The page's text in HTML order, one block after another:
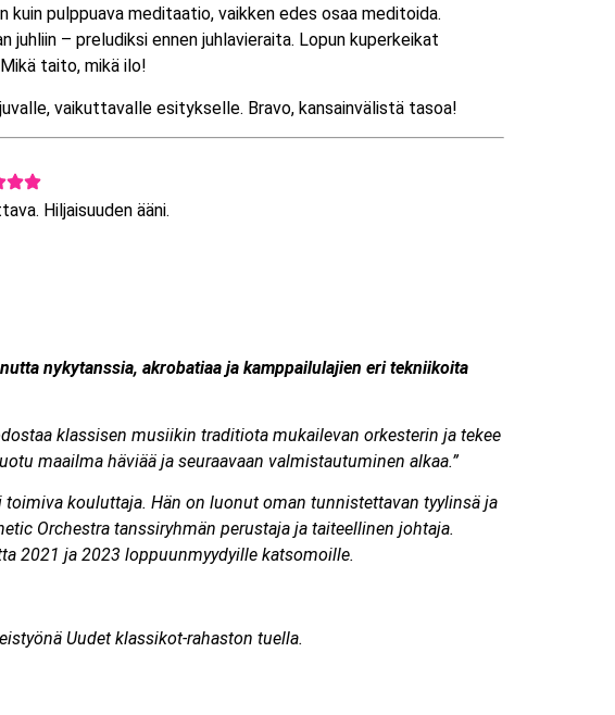
pulppuava meditaatio, vaikken edes osaa meditoida.
– preludiksi ennen juhlavieraita. Lopun kuperkeikat
Mikä taito, mikä ilo!
vaikuttavalle esitykselle. Bravo, kansainvälistä tasoa!
Hiljaisuuden ääni.
nykytanssia, akrobatiaa ja kamppailulajien eri tekniikoita
klassisen musiikin traditiota mukailevan orkesterin ja tekee
maailma häviää ja seuraavaan valmistautuminen alkaa.”
kouluttaja. Hän on luonut oman tunnistettavan tyylinsä ja
Orchestra tanssiryhmän perustaja ja taiteellinen johtaja.
2021 ja 2023 loppuunmyydyille katsomoille.
Uudet klassikot-rahaston tuella.